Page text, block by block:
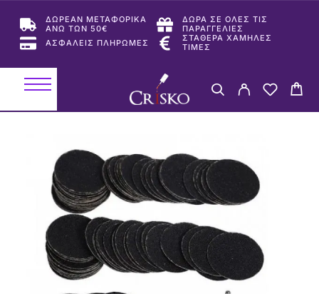
ΔΩΡΕΑΝ ΜΕΤΑΦΟΡΙΚΑ
ΑΝΩ ΤΩΝ 50€
ΔΩΡΑ ΣΕ ΟΛΕΣ ΤΙΣ
ΠΑΡΑΓΓΕΛΙΕΣ
ΑΣΦΑΛΕΙΣ ΠΛΗΡΩΜΕΣ
ΣΤΑΘΕΡΑ ΧΑΜΗΛΕΣ
ΤΙΜΕΣ